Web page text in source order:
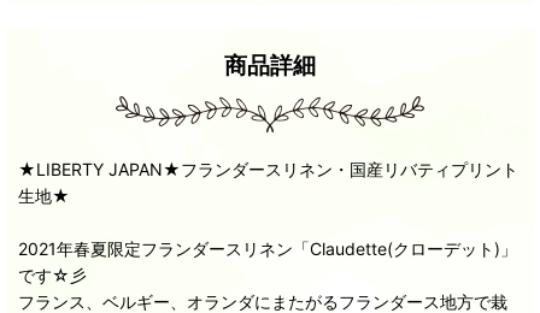
商品詳細
★LIBERTY JAPAN★フランダースリネン・国産リバティプリント
生地★
2021年春夏限定フランダースリネン「Claudette(クローデット)」
です☆彡
フランス、ベルギー、オランダにまたがるフランダース地方で栽